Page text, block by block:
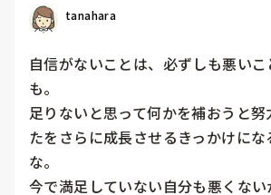
tanahara
自信がないことは、必ずしも悪い
も。
足りないと思って何かを補おうと
たをさらに成長させるきっかけに
な。
今で満足していない自分も悪くない